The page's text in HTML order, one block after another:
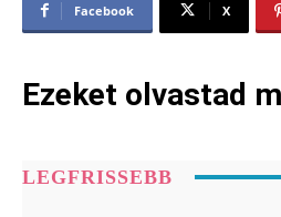
Facebook X
Ezeket olvastad
LEGFRISSEBB